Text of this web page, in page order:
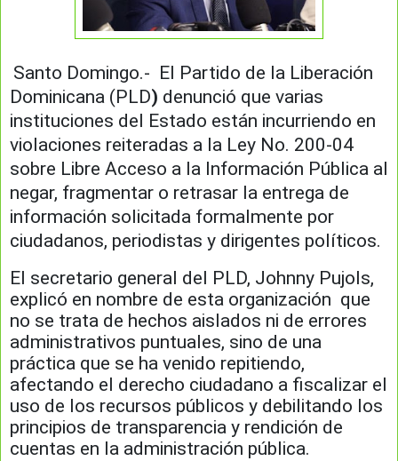
Santo Domingo.- El Partido de la Liberación
Dominicana (PLD) denunció que varias
instituciones del Estado están incurriendo en
violaciones reiteradas a la Ley No. 200-04
sobre Libre Acceso a la Información Pública al
negar, fragmentar o retrasar la entrega de
información solicitada formalmente por
ciudadanos, periodistas y dirigentes políticos.
El secretario general del PLD, Johnny Pujols,
explicó en nombre de esta organización que
no se trata de hechos aislados ni de errores
administrativos puntuales, sino de una
práctica que se ha venido repitiendo,
afectando el derecho ciudadano a fiscalizar el
uso de los recursos públicos y debilitando los
principios de transparencia y rendición de
cuentas en la administración pública.